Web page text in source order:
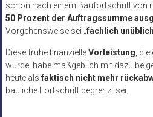
schon nach einem Baufortschritt von
50 Prozent der Auftragssumme
Vorgehensweise sei „fachlich
Diese frühe finanzielleVorleistung ,
wurde, habe maßgeblich mit dazu
heute als faktisch nicht mehr
bauliche Fortschritt begrenzt sei.